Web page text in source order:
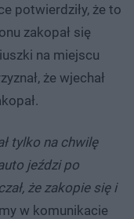
potwierdziły, że to
zakopał się
na miejscu
że wjechał
tylko na chwilę
jeździ po
że zakopie się i
w komunikacie